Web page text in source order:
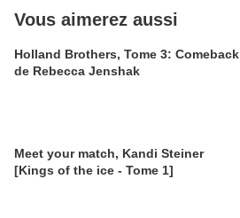
Vous aimerez aussi
Holland Brothers, Tome 3: Comeback
de Rebecca Jenshak
Meet your match, Kandi Steiner
[Kings of the ice - Tome 1]